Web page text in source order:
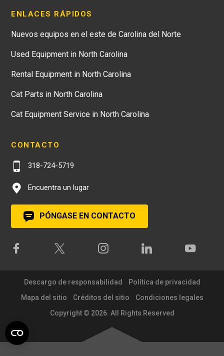
ENLACES RÁPIDOS
Nuevos equipos en el este de Carolina del Norte
Used Equipment in North Carolina
Rental Equipment in North Carolina
Cat Parts in North Carolina
Cat Equipment Service in North Carolina
CONTACTO
318-724-5719
Encuentra un lugar
PÓNGASE EN CONTACTO
Descargo de responsabilidad
Política de privacidad
Mapa del sitio
Créditos del sitio
Condiciones legales
Copyright © 2026. All Rights Reserved